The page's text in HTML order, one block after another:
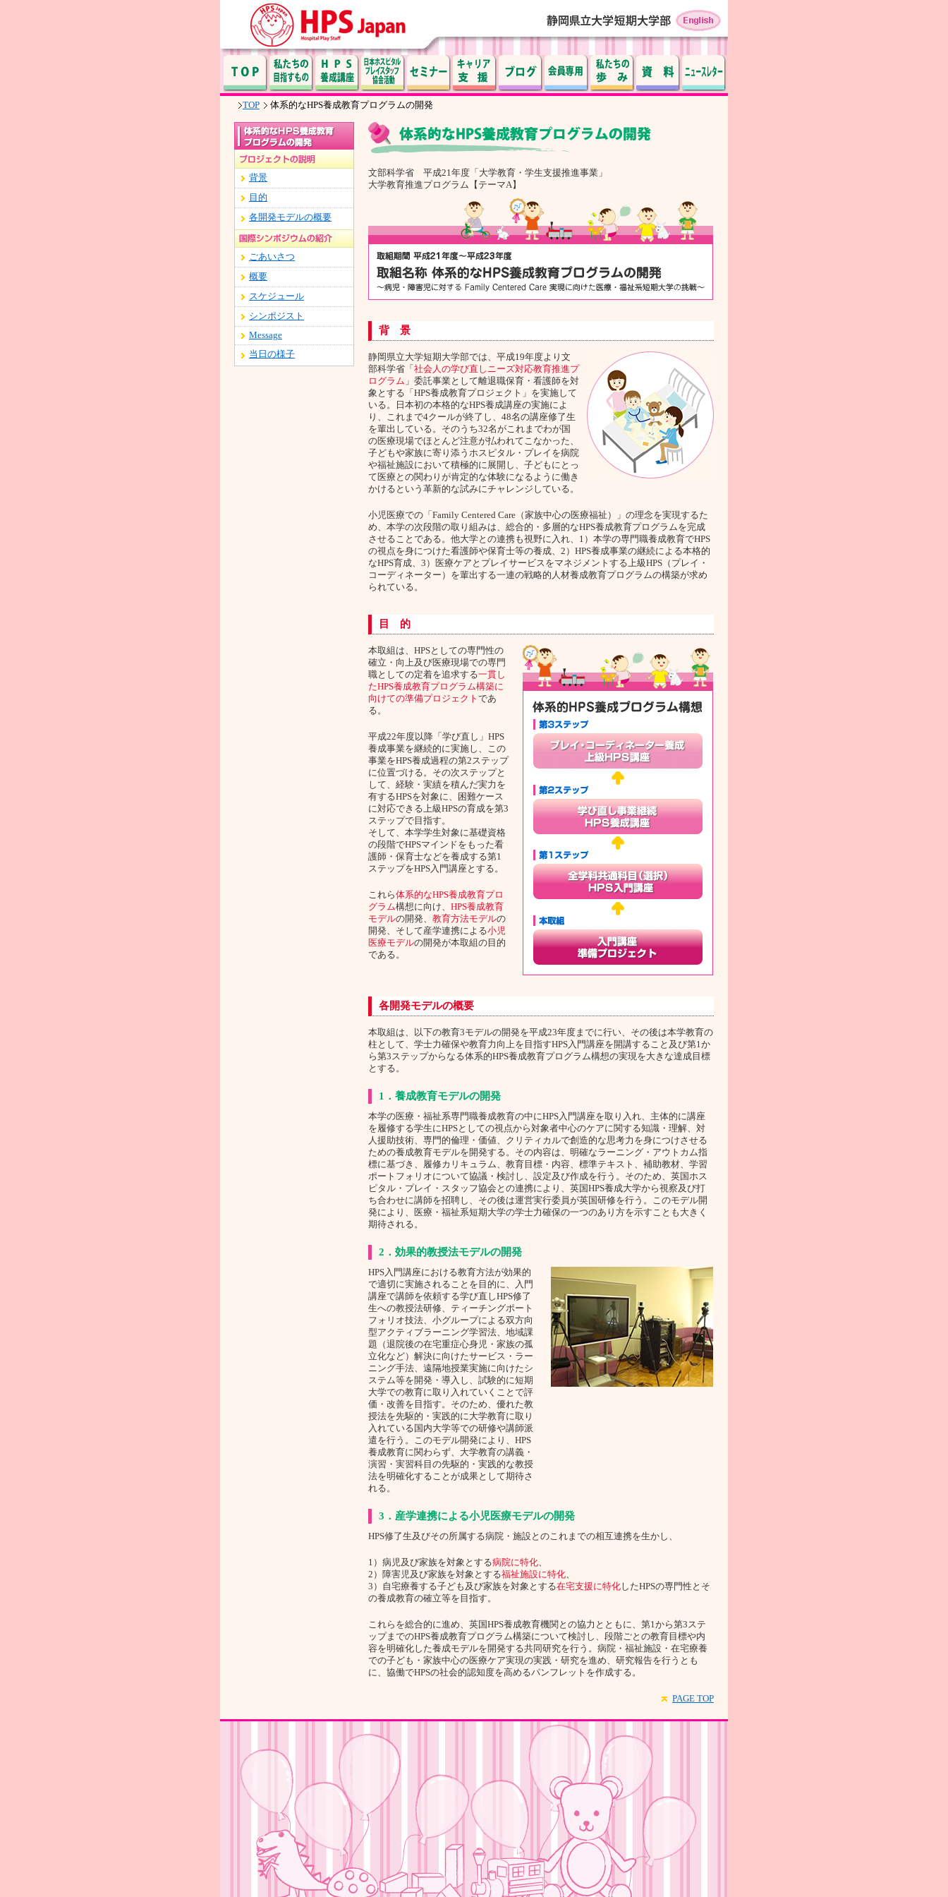
TOP 体系的なHPS養成教育プログラムの開発
背景
目的
各開発モデルの概要
ごあいさつ
概要
スケジュール
シンポジスト
Message
当日の様子
文部科学省 平成21年度「大学教育・学生支援推進事業」
大学教育推進プログラム【テーマA】
背 景
静岡県立大学短期大学部では、平成19年度より文
部科学省「 社会人の学び直しニーズ対応教育推進プ
ログラム 」委託事業として離退職保育・看護師を対
象とする「HPS養成教育プロジェクト」を実施して
いる。日本初の本格的なHPS養成講座の実施によ
り、これまで4クールが終了し、48名の講座修了生
を輩出している。そのうち32名がこれまでわが国
の医療現場でほとんど注意が払われてこなかった、
子どもや家族に寄り添うホスピタル・プレイを病院
や福祉施設において積極的に展開し、子どもにとっ
て医療との関わりが肯定的な体験になるように働き
かけるという革新的な試みにチャレンジしている。
小児医療での「Family Centered Care（家族中心の医療福祉）」の理念を実現するた
め、本学の次段階の取り組みは、総合的・多層的なHPS養成教育プログラムを完成
させることである。他大学との連携も視野に入れ、1）本学の専門職養成教育でHPS
の視点を身につけた看護師や保育士等の養成、2）HPS養成事業の継続による本格的
なHPS育成、3）医療ケアとプレイサービスをマネジメントする上級HPS（プレイ・
コーディネーター）を輩出する一連の戦略的人材養成教育プログラムの構築が求め
られている。
目 的
本取組は、HPSとしての専門性の
確立・向上及び医療現場での専門
職としての定着を追求する一貫し
たHPS養成教育プログラム構築に
向けての準備プロジェクト であ
る。
平成22年度以降「学び直し」HPS
養成事業を継続的に実施し、この
事業をHPS養成過程の第2ステップ
に位置づける。その次ステップと
して、経験・実績を積んだ実力を
有するHPSを対象に、困難ケース
に対応できる上級HPSの育成を第3
ステップで目指す。
そして、本学学生対象に基礎資格
の段階でHPSマインドをもった看
護師・保育士などを養成する第1
ステップをHPS入門講座とする。
これら体系的なHPS養成教育プロ
グラム構想に向け、 HPS養成教育
モデルの開発、 教育方法モデルの
開発、そして産学連携による小児
医療モデルの開発が本取組の目的
である。
各開発モデルの概要
本取組は、以下の教育3モデルの開発を平成23年度までに行い、その後は本学教育の
柱として、学士力確保や教育力向上を目指すHPS入門講座を開講すること及び第1か
ら第3ステップからなる体系的HPS養成教育プログラム構想の実現を大きな達成目標
とする。
1．養成教育モデルの開発
本学の医療・福祉系専門職養成教育の中にHPS入門講座を取り入れ、主体的に講座
を履修する学生にHPSとしての視点から対象者中心のケアに関する知識・理解、対
人援助技術、専門的倫理・価値、クリティカルで創造的な思考力を身につけさせる
ための養成教育モデルを開発する。その内容は、明確なラーニング・アウトカム指
標に基づき、履修カリキュラム、教育目標・内容、標準テキスト、補助教材、学習
ポートフォリオについて協議・検討し、設定及び作成を行う。そのため、英国ホス
ピタル・プレイ・スタッフ協会との連携により、英国HPS養成大学から視察及び打
ち合わせに講師を招聘し、その後は運営実行委員が英国研修を行う。このモデル開
発により、医療・福祉系短期大学の学士力確保の一つのあり方を示すことも大きく
期待される。
2．効果的教授法モデルの開発
HPS入門講座における教育方法が効果的
で適切に実施されることを目的に、入門
講座で講師を依頼する学び直しHPS修了
生への教授法研修、ティーチングポート
フォリオ技法、小グループによる双方向
型アクティブラーニング学習法、地域課
題（退院後の在宅重症心身児・家族の孤
立化など）解決に向けたサービス・ラー
ニング手法、遠隔地授業実施に向けたシ
ステム等を開発・導入し、試験的に短期
大学での教育に取り入れていくことで評
価・改善を目指す。そのため、優れた教
授法を先駆的・実践的に大学教育に取り
入れている国内大学等での研修や講師派
遣を行う。このモデル開発により、HPS
養成教育に関わらず、大学教育の講義・
演習・実習科目の先駆的・実践的な教授
法を明確化することが成果として期待さ
れる。
3．産学連携による小児医療モデルの開発
HPS修了生及びその所属する病院・施設とのこれまでの相互連携を生かし、
1）病児及び家族を対象とする病院に特化、
2）障害児及び家族を対象とする福祉施設に特化、
3）自宅療養する子ども及び家族を対象とする在宅支援に特化 したHPSの専門性とそ
の養成教育の確立等を目指す。
これらを総合的に進め、英国HPS養成教育機関との協力とともに、第1から第3ステ
ップまでのHPS養成教育プログラム構築について検討し、段階ごとの教育目標や内
容を明確化した養成モデルを開発する共同研究を行う。病院・福祉施設・在宅療養
での子ども・家族中心の医療ケア実現の実践・研究を進め、研究報告を行うとも
に、協働でHPSの社会的認知度を高めるパンフレットを作成する。
PAGE TOP